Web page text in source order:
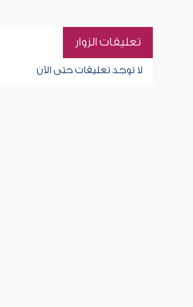
تعليقات الزوار
لا توجد تعليقات حتى الآن